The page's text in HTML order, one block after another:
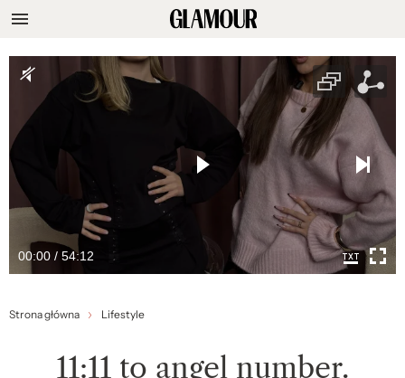
00:00 / 54:12
Strona główna Lifestyle
11:11 to angel number.